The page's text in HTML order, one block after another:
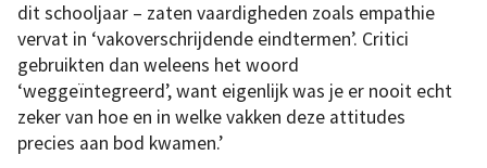
dit schooljaar – zaten vaardigheden zoals empathie
vervat in ‘vakoverschrijdende eindtermen’. Critici
gebruikten dan weleens het woord
‘weggeïntegreerd’, want eigenlijk was je er nooit echt
zeker van hoe en in welke vakken deze attitudes
precies aan bod kwamen.’